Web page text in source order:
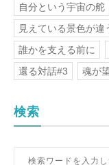
自分という宇宙の舵
見えている景色が違
誰かを支える前に
還る対話#3
魂が
検索